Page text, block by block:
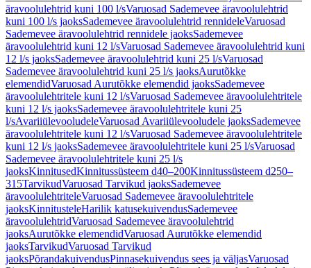
äravoolulehtrid kuni 100 l/sVaruosad Sademevee äravoolulehtrid
kuni 100 l/s jaoksSademevee äravoolulehtrid rennideleVaruosad
Sademevee äravoolulehtrid rennidele jaoksSademevee
äravoolulehtrid kuni 12 l/sVaruosad Sademevee äravoolulehtrid kuni
12 l/s jaoksSademevee äravoolulehtrid kuni 25 l/sVaruosad
Sademevee äravoolulehtrid kuni 25 l/s jaoksAurutõkke
elemendidVaruosad Aurutõkke elemendid jaoksSademevee
äravoolulehtritele kuni 12 l/sVaruosad Sademevee äravoolulehtritele
kuni 12 l/s jaoksSademevee äravoolulehtritele kuni 25
l/sAvariiülevooludeleVaruosad Avariiülevooludele jaoksSademevee
äravoolulehtritele kuni 12 l/sVaruosad Sademevee äravoolulehtritele
kuni 12 l/s jaoksSademevee äravoolulehtritele kuni 25 l/sVaruosad
Sademevee äravoolulehtritele kuni 25 l/s
jaoksKinnitusedKinnitussüsteem d40–200Kinnitussüsteem d250–
315TarvikudVaruosad Tarvikud jaoksSademevee
äravoolulehtriteleVaruosad Sademevee äravoolulehtritele
jaoksKinnitusteleHarilik katusekuivendusSademevee
äravoolulehtridVaruosad Sademevee äravoolulehtrid
jaoksAurutõkke elemendidVaruosad Aurutõkke elemendid
jaoksTarvikudVaruosad Tarvikud
jaoksPõrandakuivendusPinnasekuivendus sees ja väljasVaruosad